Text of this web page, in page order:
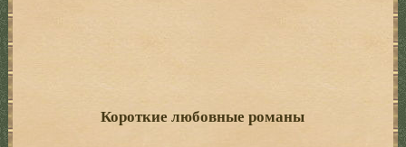
Короткие любовные романы